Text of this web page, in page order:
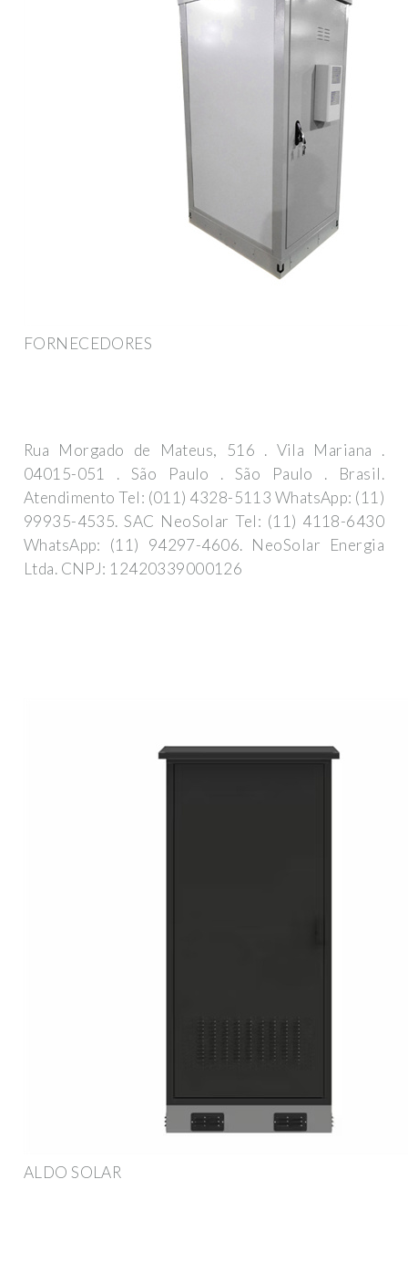
FORNECEDORES
Rua Morgado de Mateus, 516 . Vila Mariana .
04015-051 . São Paulo . São Paulo . Brasil.
Atendimento Tel: (011) 4328-5113 WhatsApp: (11)
99935-4535. SAC NeoSolar Tel: (11) 4118-6430
WhatsApp: (11) 94297-4606. NeoSolar Energia
Ltda. CNPJ: 12420339000126
ALDO SOLAR